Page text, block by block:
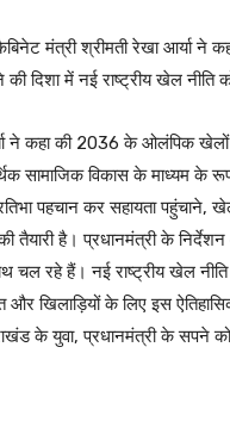
मंत्री श्रीमती रेखा आर्या ने
दिशा में नई राष्ट्रीय खेल नीति
ने कहा की 2036 के ओलंपिक
विकास के माध्यम के
पहचान कर सहायता पहुंचाने,
तैयारी है। प्रधानमंत्री के
रहे हैं। नई राष्ट्रीय खेल
खिलाड़ियों के लिए इस
के युवा, प्रधानमंत्री के